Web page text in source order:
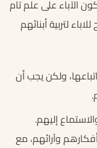
الآباء على علم تام
لتربية أبنائهم
ولكن يجب أن
إليهم.
وآرائهم، مع